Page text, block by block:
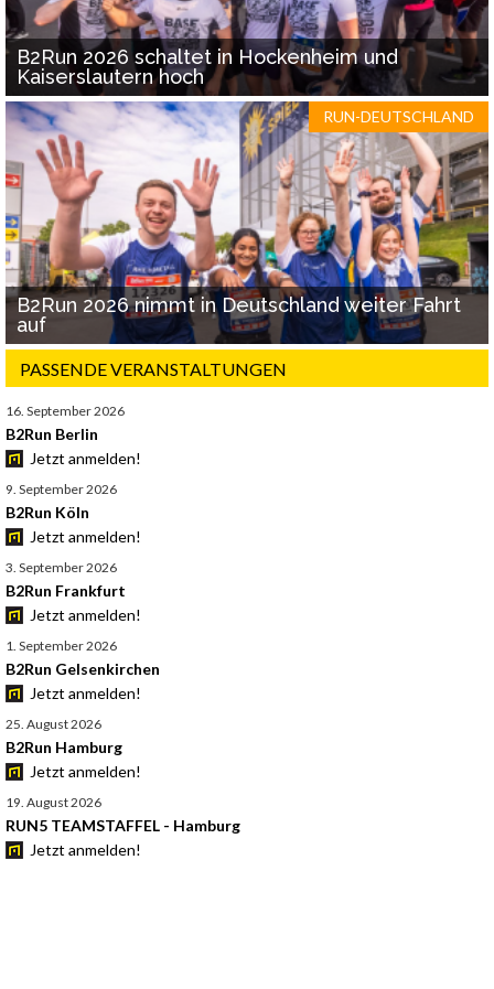
B2Run 2026 schaltet in Hockenheim und
Kaiserslautern hoch
RUN-DEUTSCHLAND
B2Run 2026 nimmt in Deutschland weiter Fahrt
auf
PASSENDE VERANSTALTUNGEN
16. September 2026
B2Run Berlin
Jetzt anmelden!
9. September 2026
B2Run Köln
Jetzt anmelden!
3. September 2026
B2Run Frankfurt
Jetzt anmelden!
1. September 2026
B2Run Gelsenkirchen
Jetzt anmelden!
25. August 2026
B2Run Hamburg
Jetzt anmelden!
19. August 2026
RUN5 TEAMSTAFFEL - Hamburg
Jetzt anmelden!